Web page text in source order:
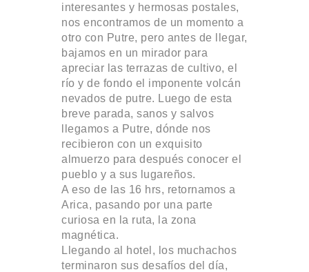
interesantes y hermosas postales,
nos encontramos de un momento a
otro con Putre, pero antes de llegar,
bajamos en un mirador para
apreciar las terrazas de cultivo, el
río y de fondo el imponente volcán
nevados de putre. Luego de esta
breve parada, sanos y salvos
llegamos a Putre, dónde nos
recibieron con un exquisito
almuerzo para después conocer el
pueblo y a sus lugareños.
A eso de las 16 hrs, retornamos a
Arica, pasando por una parte
curiosa en la ruta, la zona
magnética.
Llegando al hotel, los muchachos
terminaron sus desafíos del día,